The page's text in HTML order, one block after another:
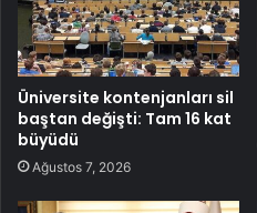
Üniversite kontenjanları sil
baştan değişti: Tam 16 kat
büyüdü
Ağustos 7, 2026